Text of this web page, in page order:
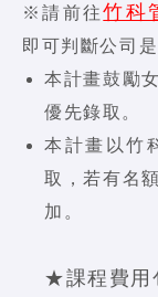
※請前往竹科
即可判斷公司
本計畫鼓勵
優先錄取。
本計畫以竹
取，若有名
加。
★課程費用